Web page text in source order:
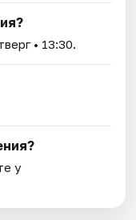
• 13:30.
у